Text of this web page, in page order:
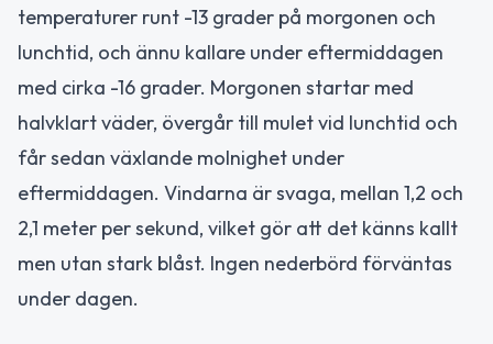
temperaturer runt -13 grader på morgonen och
lunchtid, och ännu kallare under eftermiddagen
med cirka -16 grader. Morgonen startar med
halvklart väder, övergår till mulet vid lunchtid och
får sedan växlande molnighet under
eftermiddagen. Vindarna är svaga, mellan 1,2 och
2,1 meter per sekund, vilket gör att det känns kallt
men utan stark blåst. Ingen nederbörd förväntas
under dagen.